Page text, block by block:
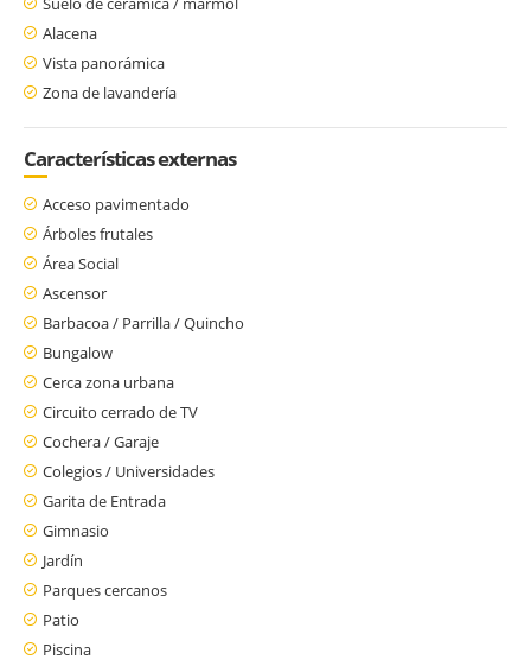
Alacena
Vista panorámica
Zona de lavandería
Características externas
Acceso pavimentado
Árboles frutales
Área Social
Ascensor
Barbacoa / Parrilla / Quincho
Bungalow
Cerca zona urbana
Circuito cerrado de TV
Cochera / Garaje
Colegios / Universidades
Garita de Entrada
Gimnasio
Jardín
Parques cercanos
Patio
Piscina